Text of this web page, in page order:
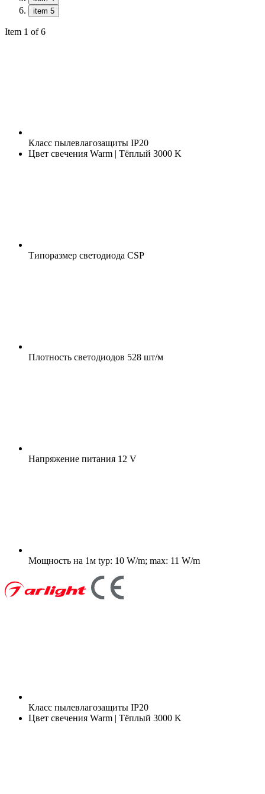
item 5
Item 1 of 6
Класс пылевлагозащиты IP20
Цвет свечения Warm | Тёплый 3000 K
Типоразмер светодиода CSP
Плотность светодиодов 528 шт/м
Напряжение питания 12 V
Мощность на 1м typ: 10 W/m; max: 11 W/m
Класс пылевлагозащиты IP20
Цвет свечения Warm | Тёплый 3000 K